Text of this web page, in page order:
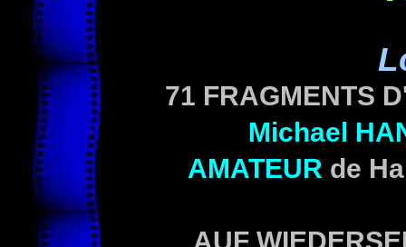
71 FRAGMENTS
Michael
AMATEUR de